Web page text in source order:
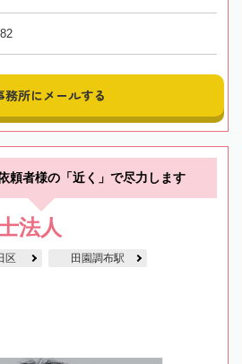
務所にメールする
頼者様の「近く」で尽力します
法人
区 田園調布駅